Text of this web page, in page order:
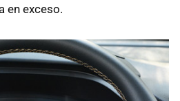
en exceso.